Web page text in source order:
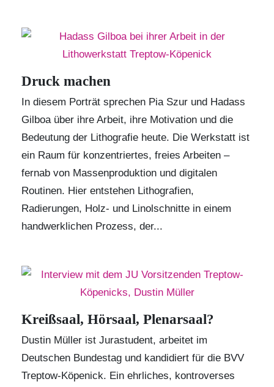
Druck machen
In diesem Porträt sprechen Pia Szur und Hadass
Gilboaüber ihre Arbeit, ihre Motivation und die
Bedeutung der Lithografie heute. Die Werkstatt ist
ein Raum für konzentriertes, freies Arbeiten –
fernab von Massenproduktion und digitalen
Routinen. Hier entstehen Lithografien,
Radierungen, Holz- und Linolschnitte in einem
handwerklichen Prozess, der...
Kreißsaal, Hörsaal, Plenarsaal?
Dustin Müller ist Jurastudent, arbeitet im
Deutschen Bundestag und kandidiert für die BVV
Treptow-Köpenick. Ein ehrliches, kontroverses